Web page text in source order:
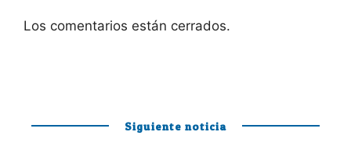
Los comentarios están cerrados.
Siguiente noticia